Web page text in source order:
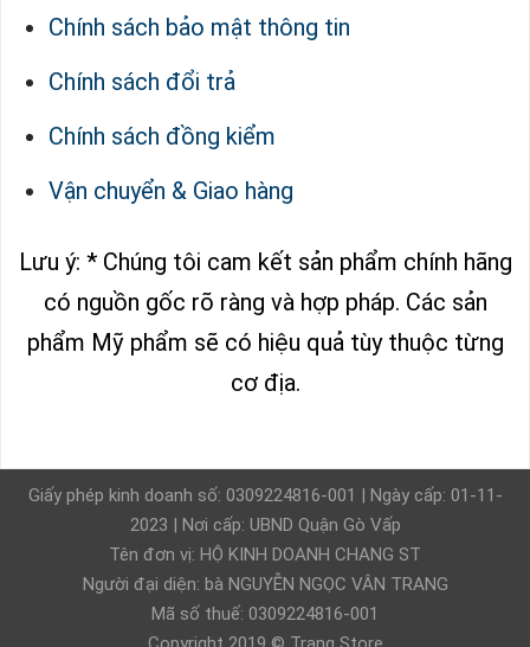
Chính sách bảo mật thông tin
Chính sách đổi trả
Chính sách đồng kiểm
Vận chuyển & Giao hàng
Lưu ý: * Chúng tôi cam kết sản phẩm chính hãng
có nguồn gốc rõ ràng và hợp pháp. Các sản
phẩm Mỹ phẩm sẽ có hiệu quả tùy thuộc từng
cơ địa.
Giấy phép kinh doanh số: 0309224816-001 | Ngày cấp: 01-11-
2023 | Nơi cấp: UBND Quận Gò Vấp
Tên đơn vị: HỘ KINH DOANH CHANG ST
Người đại diện: bà NGUYỄN NGỌC VÂN TRANG
Mã số thuế: 0309224816-001